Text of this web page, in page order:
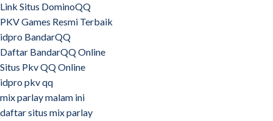
Link Situs DominoQQ
PKV Games Resmi Terbaik
idpro BandarQQ
Daftar BandarQQ Online
Situs Pkv QQ Online
idpro pkv qq
mix parlay malam ini
daftar situs mix parlay